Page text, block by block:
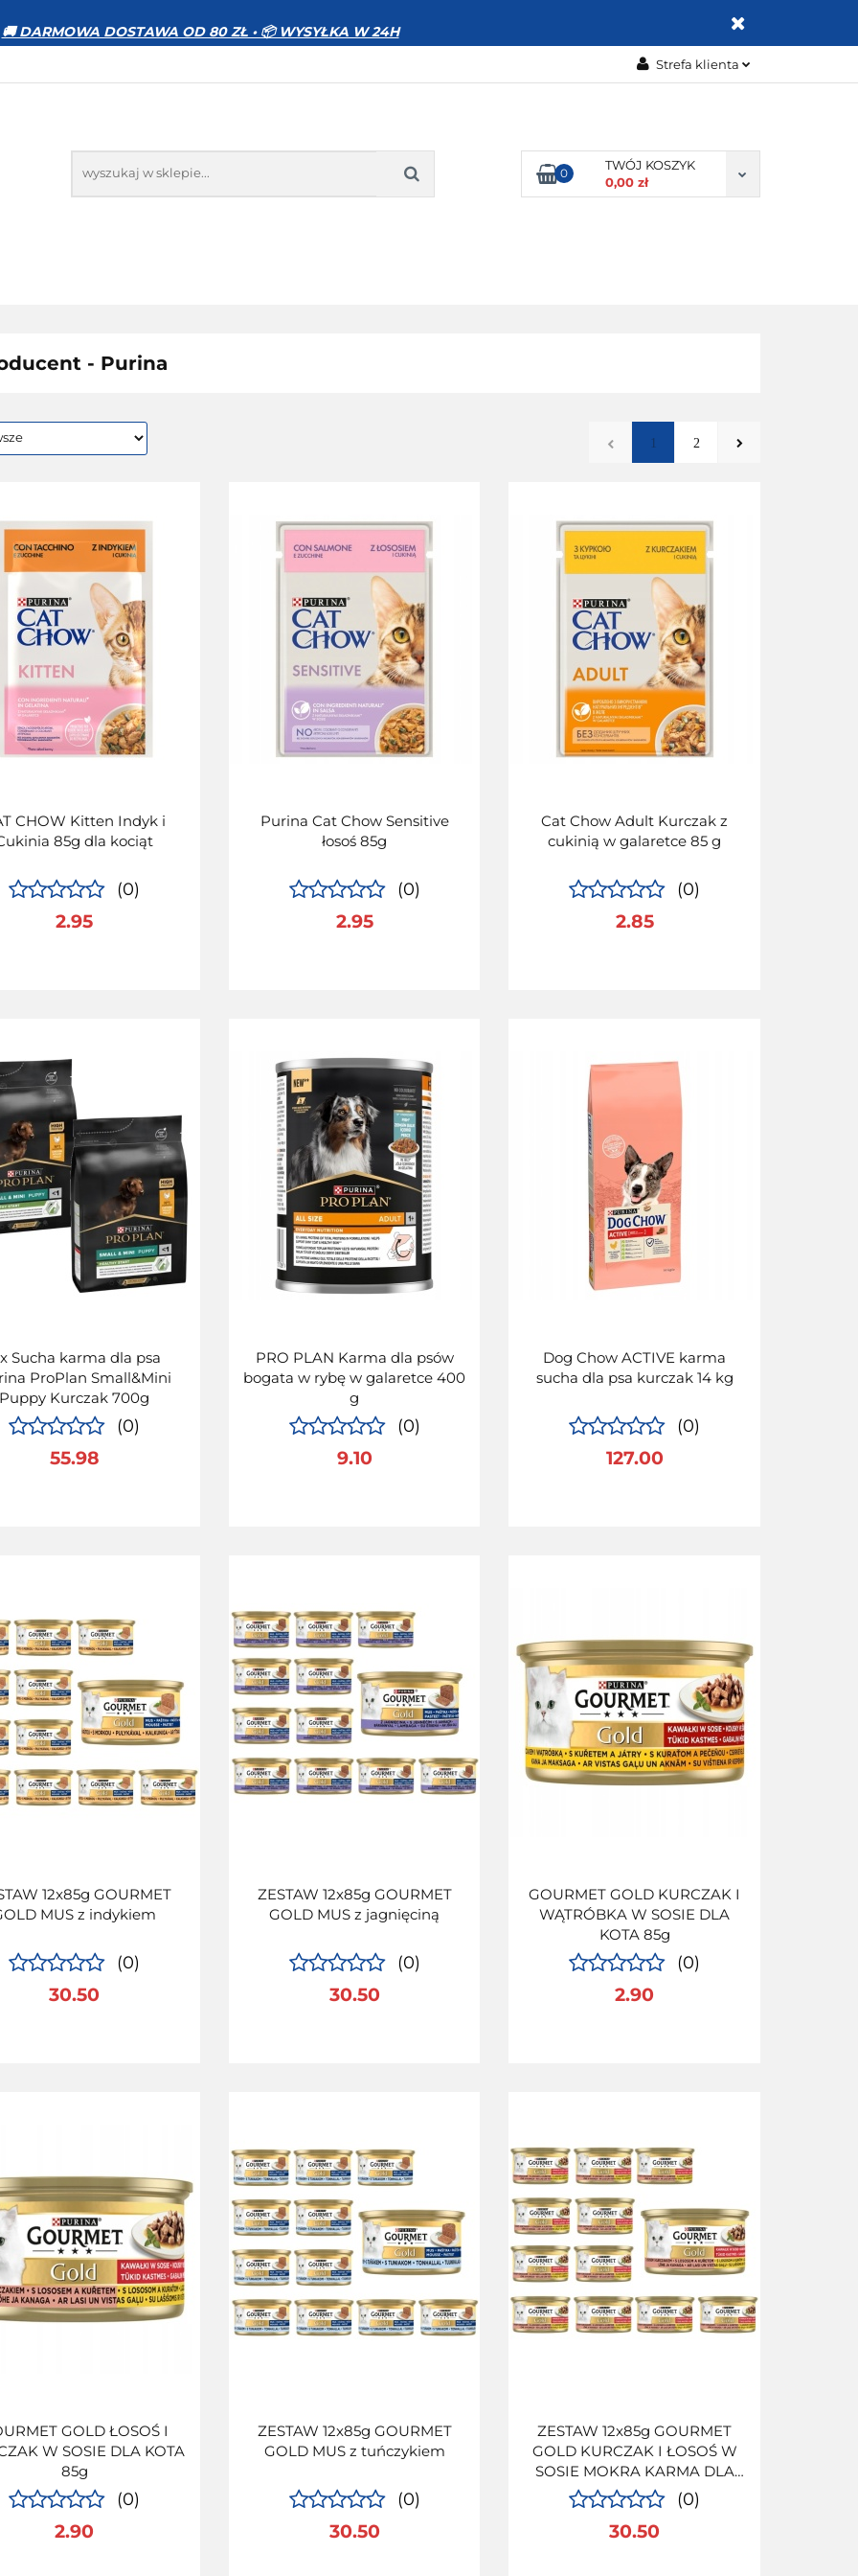
🚚 DARMOWA DOSTAWA OD 80 ZŁ • 📦 WYSYŁKA W 24H
Strefa klienta
Dodaj zgłoszenie
0
TWÓJ KOSZYK
0,00 zł
DOM I OGRÓD ELEKTRONIKA
- Purina
1 2
CHOW Kitten Indyk i
85g dla kociąt
(0)
2.95
Purina Cat Chow Sensitive
łosoś 85g
(0)
2.95
Cat Chow Adult Kurczak z
cukinią w galaretce 85 g
(0)
2.85
Sucha karma dla psa
ProPlan Small&Mini
Puppy Kurczak 700g
(0)
55.98
PRO PLAN Karma dla psów
bogata w rybę w galaretce 400
g
(0)
9.10
Dog Chow ACTIVE karma
sucha dla psa kurczak 14 kg
(0)
127.00
12x85g GOURMET
MUS z indykiem
(0)
30.50
ZESTAW 12x85g GOURMET
GOLD MUS z jagnięciną
(0)
30.50
GOURMET GOLD KURCZAK I
WĄTRÓBKA W SOSIE DLA
KOTA 85g
(0)
2.90
GOLD ŁOSOŚ I
W SOSIE DLA KOTA
85g
(0)
2.90
ZESTAW 12x85g GOURMET
GOLD MUS z tuńczykiem
(0)
30.50
ZESTAW 12x85g GOURMET
GOLD KURCZAK I ŁOSOŚ W
SOSIE MOKRA KARMA DLA
KOTA
(0)
30.50